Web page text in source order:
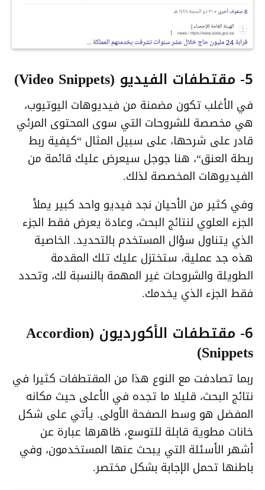
5- مقتطفات الفيديو (Video Snippets)
في الأغلب تكون مضمنة من فيديوهات اليوتيوب،
هي مخصصة للشروحات التي سوى المحتوى المرئي
قادر على شرحها، على سبيل المثال “كيفية ربط
ربطة العنق“، هنا جوجل سيعرض عليك قائمة من
الفيديوهات المخصصة لذلك.
وفي كثير من الأحيان نجد فيديو واحد كبير يملأ
الجزء العلوي لنتائج البحث، وعادة يعرض فقط الجزء
الذي يتناول سؤال المستخدم بالتحديد. الخاصية
هذه جد عملية، ستختزل عليك تلك المقدمة
الطويلة والشروحات غير المهمة بالنسبة لك، وتحدد
فقط الجزء الذي يخدمك.
6- مقتطفات الأكورديون (Accordion
Snippets)
ربما تصادفت مع النوع هذا من المقتطفات كثيرا في
نتائج البحث، قليلا ما تجده في الأعلى حيث مكانه
المفضل هو وسط الصفحة الأولى. يأتي على شكل
خانات مطوية قابلة للتوسع، ظاهرها عبارة عن
أشهر الأسئلة التي يبحث عنها المستخدمون، وفي
باطنها تحمل الإجابة بشكل مختصر.